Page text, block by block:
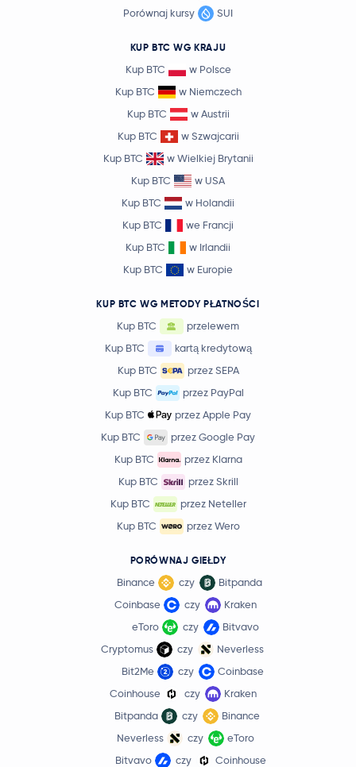
Porównaj kursy
SUI
KUP BTC WG KRAJU
Kup BTC
w Polsce
Kup BTC
w Niemczech
Kup BTC
w Austrii
Kup BTC
w Szwajcarii
Kup BTC
w Wielkiej Brytanii
Kup BTC
w USA
Kup BTC
w Holandii
Kup BTC
we Francji
Kup BTC
w Irlandii
Kup BTC
w Europie
KUP BTC WG METODY PŁATNOŚCI
Kup BTC
przelewem
Kup BTC
kartą kredytową
Kup BTC
przez SEPA
Kup BTC
przez PayPal
Kup BTC
przez Apple Pay
Kup BTC
przez Google Pay
Kup BTC
przez Klarna
Kup BTC
przez Skrill
Kup BTC
przez Neteller
Kup BTC
przez Wero
PORÓWNAJ GIEŁDY
Binance czy
Bitpanda
Coinbase
czy
Kraken
eToro
czy
Bitvavo
Cryptomus
czy
Neverless
Bit2Me
czy
Coinbase
Coinhouse
czy
Kraken
Bitpanda
czy
Binance
Neverless
czy
eToro
Bitvavo
czy Coinhouse